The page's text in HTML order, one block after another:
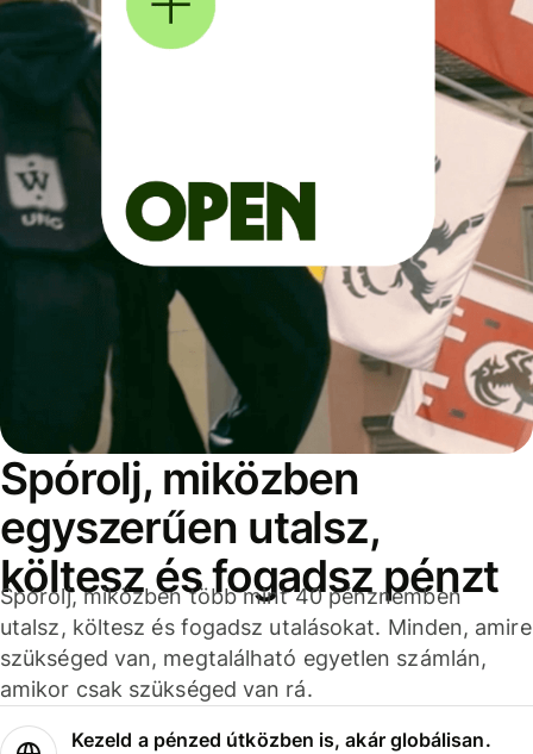
Spórolj, miközben
egyszerűen utalsz,
költesz és fogadsz pénzt
Spórolj, miközben több mint 40 pénznemben
utalsz, költesz és fogadsz utalásokat. Minden, amire
szükséged van, megtalálható egyetlen számlán,
amikor csak szükséged van rá.
Kezeld a pénzed útközben is, akár globálisan.